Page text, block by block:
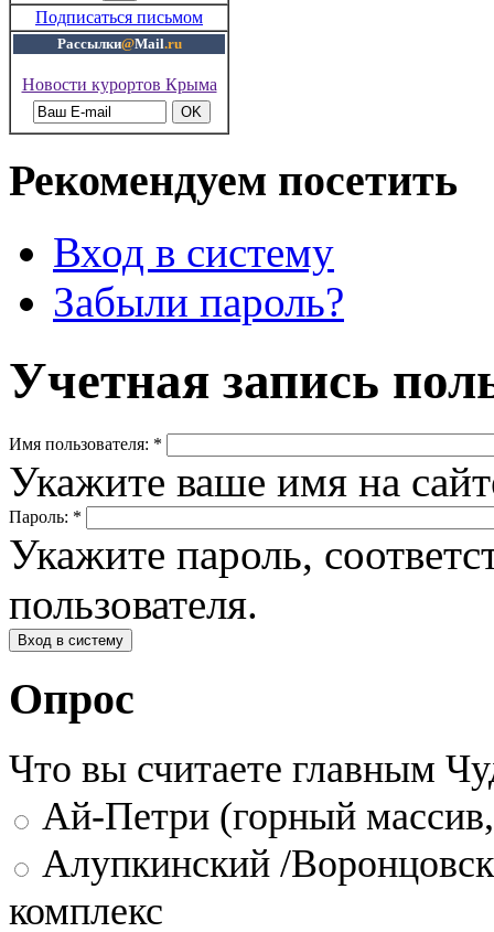
Подписаться письмом
Рассылки@Mail.ru
Новости курортов Крыма
Рекомендуем посетить
Вход в систему
Забыли пароль?
Учетная запись
Имя пользователя: *
Укажите ваше имя на
Пароль: *
Укажите пароль,
пользователя.
Опрос
Что вы считаете главным
Ай-Петри (горный
Алупкинский /
комплекс